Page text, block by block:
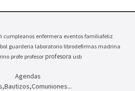
cumpleanos enfermera eventos familiafeliz
guarderia laboratorio librodefirmas madrina
profe profesor profesora usb
Agendas